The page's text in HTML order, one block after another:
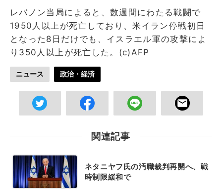
レバノン当局によると、数週間にわたる戦闘で
1950人以上が死亡しており、米イラン停戦初日
となった8日だけでも、イスラエル軍の攻撃によ
り350人以上が死亡した。(c)AFP
ニュース 政治・経済
関連記事
ネタニヤフ氏の汚職裁判再開へ、戦
時制限緩和で